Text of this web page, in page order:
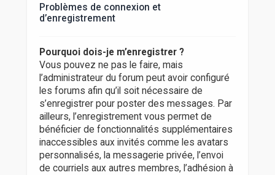
Problèmes de connexion et
d’enregistrement
Pourquoi dois-je m’enregistrer ?
Vous pouvez ne pas le faire, mais
l’administrateur du forum peut avoir configuré
les forums afin qu’il soit nécessaire de
s’enregistrer pour poster des messages. Par
ailleurs, l’enregistrement vous permet de
bénéficier de fonctionnalités supplémentaires
inaccessibles aux invités comme les avatars
personnalisés, la messagerie privée, l’envoi
de courriels aux autres membres, l’adhésion à